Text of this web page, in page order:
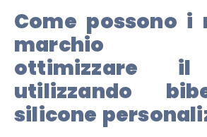
Come possono i
marchio
ottimizzare il
utilizzando
silicone